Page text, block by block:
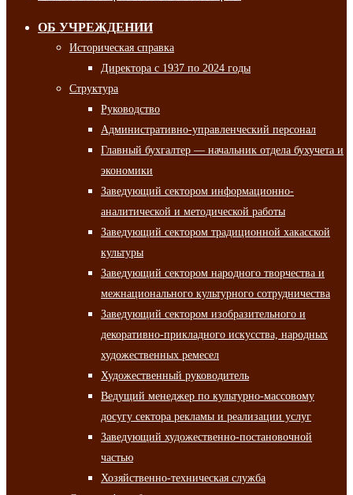
ОБ УЧРЕЖДЕНИИ
Историческая справка
Директора с 1937 по 2024 годы
Структура
Руководство
Административно-управленческий персонал
Главный бухгалтер — начальник отдела бухучета и
экономики
Заведующий сектором информационно-
аналитической и методической работы
Заведующий сектором традиционной хакасской
культуры
Заведующий сектором народного творчества и
межнационального культурного сотрудничества
Заведующий сектором изобразительного и
декоративно-прикладного искусства, народных
художественных ремесел
Художественный руководитель
Ведущий менеджер по культурно-массовому
досугу сектора рекламы и реализации услуг
Заведующий художественно-постановочной
частью
Хозяйственно-техническая служба